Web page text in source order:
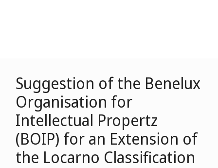
Suggestion of the Benelux
Organisation for
Intellectual Propertz
(BOIP) for an Extension of
the Locarno Classification